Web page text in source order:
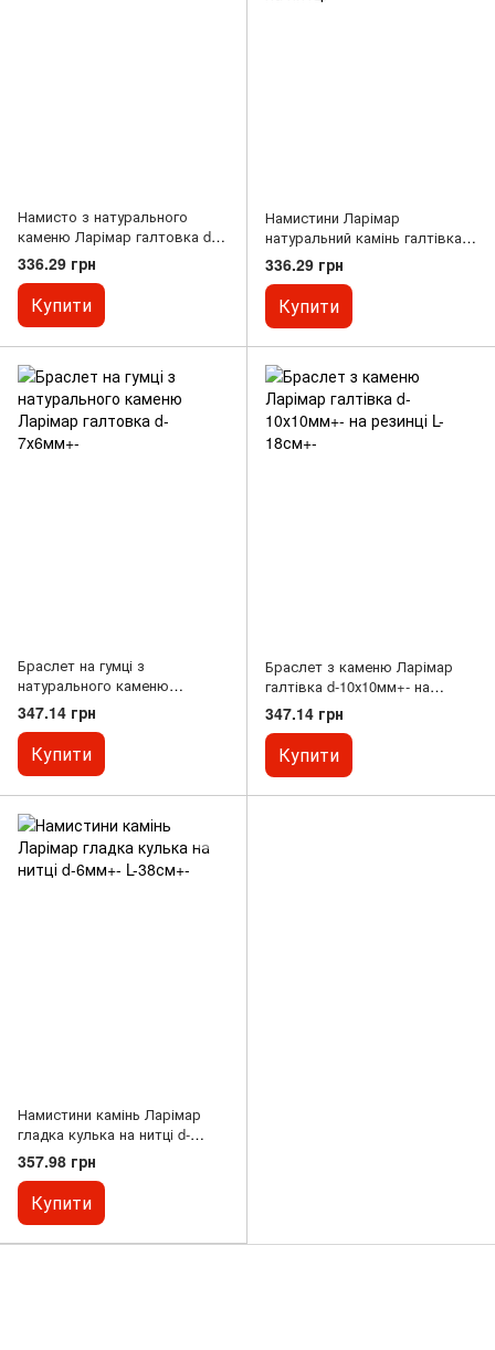
Намисто з натурального
каменю Ларімар галтовка d-
9х7мм+- L-45см+-
336.29 грн
Купити
Намистини Ларімар
натуральний камінь галтівка
d-6х8мм+-L-41см+- на нитці
336.29 грн
Купити
Браслет на гумці з
натурального каменю
Ларімар галтовка d-7х6мм+-
347.14 грн
Купити
Браслет з каменю Ларімар
галтівка d-10х10мм+- на
резинці L-18см+-
347.14 грн
Купити
Намистини камінь Ларімар
гладка кулька на нитці d-
6мм+- L-38см+-
357.98 грн
Купити